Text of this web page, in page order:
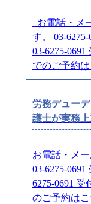
お電話・メ
す。 03-
03-6275-
でのご予約
労務デュー
護士が実務
お電話・メ
03-6275-
6275-0691 受
のご予約は